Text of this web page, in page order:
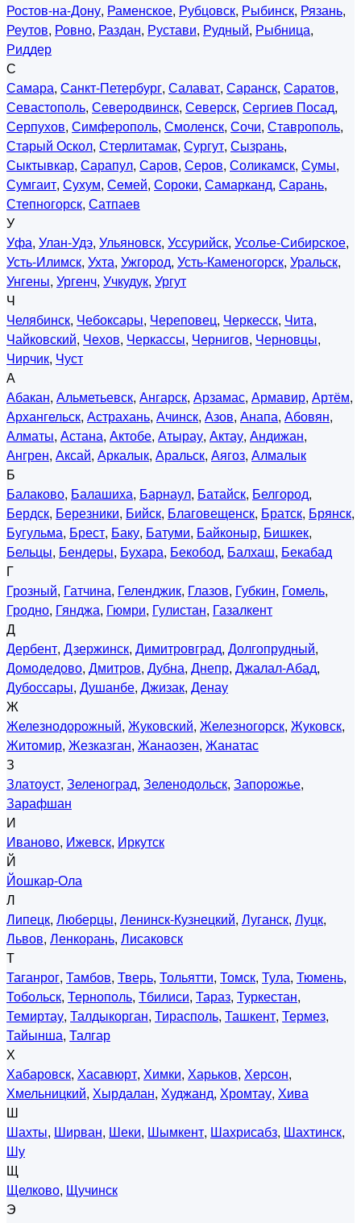
Ростов-на-Дону, Раменское, Рубцовск, Рыбинск, Рязань,
Реутов, Ровно, Раздан, Рустави, Рудный, Рыбница,
Риддер
С
Самара, Санкт-Петербург, Салават, Саранск, Саратов,
Севастополь, Северодвинск, Северск, Сергиев Посад,
Серпухов, Симферополь, Смоленск, Сочи, Ставрополь,
Старый Оскол, Стерлитамак, Сургут, Сызрань,
Сыктывкар, Сарапул, Саров, Серов, Соликамск, Сумы,
Сумгаит, Сухум, Семей, Сороки, Самарканд, Сарань,
Степногорск, Сатпаев
У
Уфа, Улан-Удэ, Ульяновск, Уссурийск, Усолье-Сибирское,
Усть-Илимск, Ухта, Ужгород, Усть-Каменогорск, Уральск,
Унгены, Ургенч, Учкудук, Ургут
Ч
Челябинск, Чебоксары, Череповец, Черкесск, Чита,
Чайковский, Чехов, Черкассы, Чернигов, Черновцы,
Чирчик, Чуст
А
Абакан, Альметьевск, Ангарск, Арзамас, Армавир, Артём,
Архангельск, Астрахань, Ачинск, Азов, Анапа, Абовян,
Алматы, Астана, Актобе, Атырау, Актау, Андижан,
Ангрен, Аксай, Аркалык, Аральск, Аягоз, Алмалык
Б
Балаково, Балашиха, Барнаул, Батайск, Белгород,
Бердск, Березники, Бийск, Благовещенск, Братск, Брянск,
Бугульма, Брест, Баку, Батуми, Байконыр, Бишкек,
Бельцы, Бендеры, Бухара, Бекобод, Балхаш, Бекабад
Г
Грозный, Гатчина, Геленджик, Глазов, Губкин, Гомель,
Гродно, Гянджа, Гюмри, Гулистан, Газалкент
Д
Дербент, Дзержинск, Димитровград, Долгопрудный,
Домодедово, Дмитров, Дубна, Днепр, Джалал-Абад,
Дубоссары, Душанбе, Джизак, Денау
Ж
Железнодорожный, Жуковский, Железногорск, Жуковск,
Житомир, Жезказган, Жанаозен, Жанатас
З
Златоуст, Зеленоград, Зеленодольск, Запорожье,
Зарафшан
И
Иваново, Ижевск, Иркутск
Й
Йошкар-Ола
Л
Липецк, Люберцы, Ленинск-Кузнецкий, Луганск, Луцк,
Львов, Ленкорань, Лисаковск
Т
Таганрог, Тамбов, Тверь, Тольятти, Томск, Тула, Тюмень,
Тобольск, Тернополь, Тбилиси, Тараз, Туркестан,
Темиртау, Талдыкорган, Тирасполь, Ташкент, Термез,
Тайынша, Талгар
Х
Хабаровск, Хасавюрт, Химки, Харьков, Херсон,
Хмельницкий, Хырдалан, Худжанд, Хромтау, Хива
Ш
Шахты, Ширван, Шеки, Шымкент, Шахрисабз, Шахтинск,
Шу
Щ
Щелково, Щучинск
Э